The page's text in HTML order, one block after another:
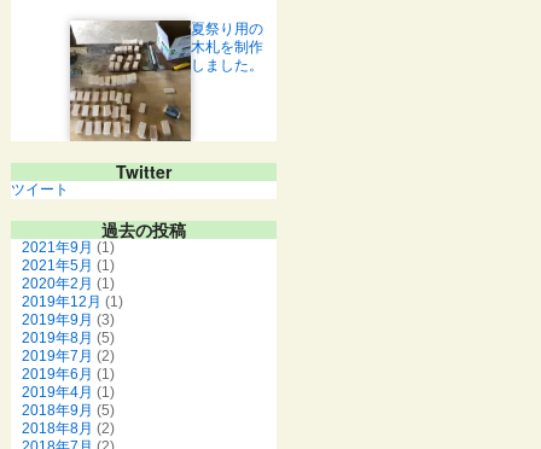
夏祭り用の
木札を制作
しました。
Twitter
ツイート
過去の投稿
2021年9月 (1)
2021年5月 (1)
2020年2月 (1)
2019年12月 (1)
2019年9月 (3)
2019年8月 (5)
2019年7月 (2)
2019年6月 (1)
2019年4月 (1)
2018年9月 (5)
2018年8月 (2)